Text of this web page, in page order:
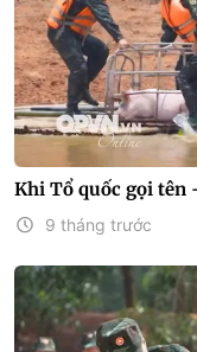
Khi Tổ quốc gọi tên
9 tháng trước